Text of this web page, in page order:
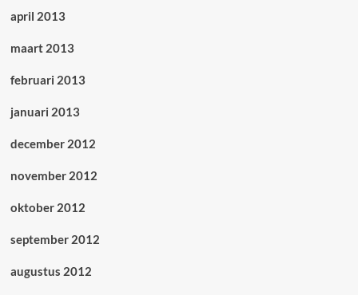
april 2013
maart 2013
februari 2013
januari 2013
december 2012
november 2012
oktober 2012
september 2012
augustus 2012